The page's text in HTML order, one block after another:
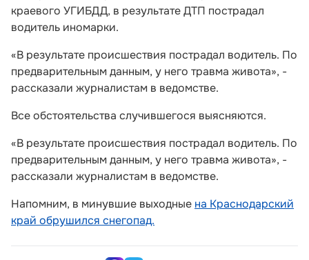
краевого УГИБДД, в результате ДТП пострадал
водитель иномарки.
«В результате происшествия пострадал водитель. По
предварительным данным, у него травма живота», -
рассказали журналистам в ведомстве.
Все обстоятельства случившегося выясняются.
«В результате происшествия пострадал водитель. По
предварительным данным, у него травма живота», -
рассказали журналистам в ведомстве.
Напомним, в минувшие выходные на Краснодарский
край обрушился снегопад.